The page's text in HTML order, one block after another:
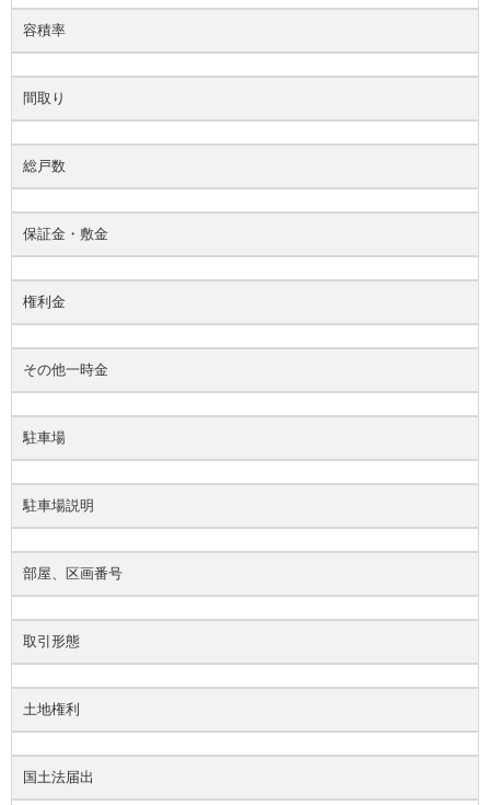
容積率
間取り
総戸数
保証金・敷金
権利金
その他一時金
駐車場
駐車場説明
部屋、区画番号
取引形態
土地権利
国土法届出